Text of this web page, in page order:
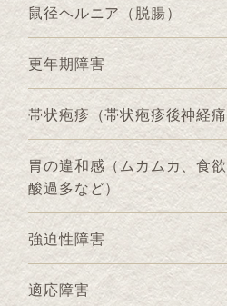
鼠径ヘルニア（脱腸）
更年期障害
帯状疱疹（帯状疱疹後神経
胃の違和感（ムカムカ、食
酸過多など）
強迫性障害
適応障害